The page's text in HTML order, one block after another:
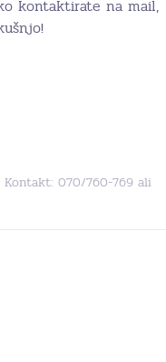
kontaktirate na mail,
070/760-769 ali